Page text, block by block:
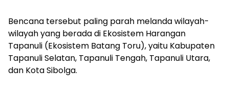
Bencana tersebut paling parah melanda wilayah-
wilayah yang berada di Ekosistem Harangan
Tapanuli (Ekosistem Batang Toru), yaitu Kabupaten
Tapanuli Selatan, Tapanuli Tengah, Tapanuli Utara,
dan Kota Sibolga.